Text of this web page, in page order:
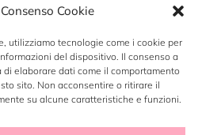
Cookie
utilizziamo tecnologie come i cookie per
del dispositivo. Il consenso a
elaborare dati come il comportamento
sito. Non acconsentire o ritirare il
su alcune caratteristiche e funzioni.